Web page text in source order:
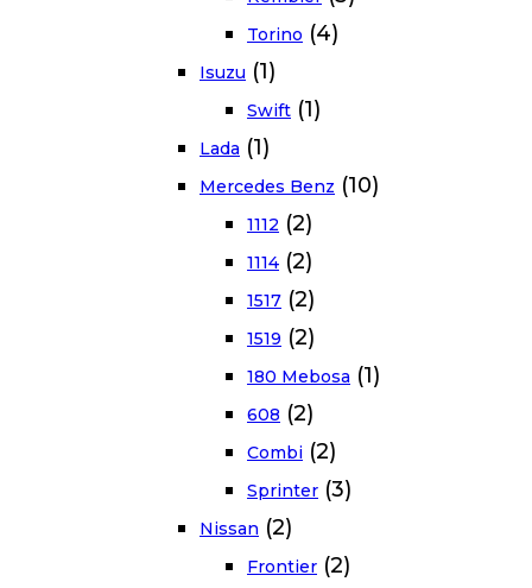
Torino (4)
Isuzu (1)
Swift (1)
Lada (1)
Mercedes Benz (10)
1112 (2)
1114 (2)
1517 (2)
1519 (2)
180 Mebosa (1)
608 (2)
Combi (2)
Sprinter (3)
Nissan (2)
Frontier (2)